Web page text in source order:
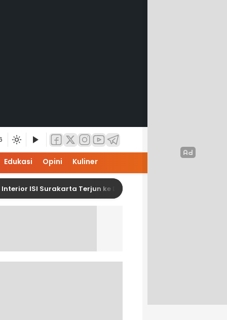
Edukasi Opini Kuliner
Surakarta Terjun ke Dunia Industri Melalui Program MBKM